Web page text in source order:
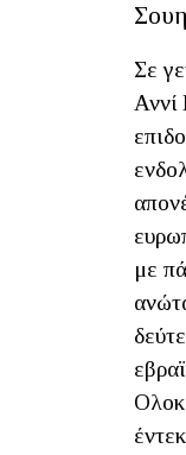
Σε
Αννί
με